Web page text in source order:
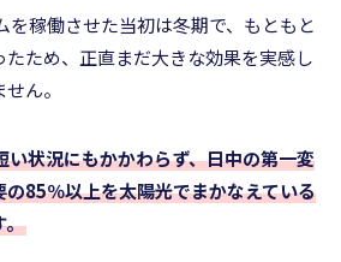
を稼働させた当初は冬期で、もともと
ため、正直まだ大きな効果を実感し
ん。
い状況にもかかわらず、日中の第一変
85％以上を太陽光でまかなえている
。